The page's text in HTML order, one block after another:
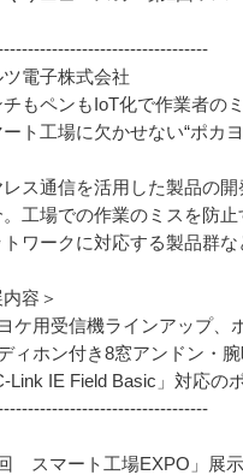
ツ電子株式会社
もペンもIoT化で作業者の
ト工場に欠かせない“ポカヨ
レス通信を活用した製品の
。工場での作業のミスを防
トワークに対応する製品群な
容＞
ケ用受信機ラインアップ、
ィホン付き8窓アンドン・
Link IE Field Basic」対応の
回 スマート工場EXPO」展